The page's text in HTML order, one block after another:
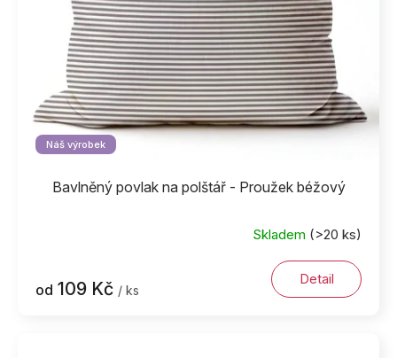
Náš výrobek
Bavlněný povlak na polštář - Proužek béžový
Skladem (>20 ks)
od 109 Kč / ks
Detail